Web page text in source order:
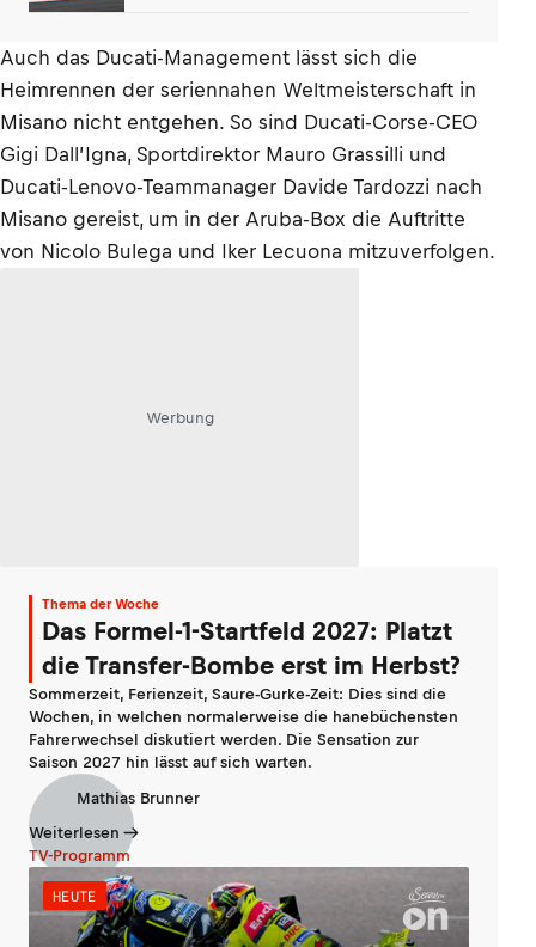
Auch das Ducati-Management lässt sich die
Heimrennen der seriennahen Weltmeisterschaft in
Misano nicht entgehen. So sind Ducati-Corse-CEO
Gigi Dall’Igna, Sportdirektor Mauro Grassilli und
Ducati-Lenovo-Teammanager Davide Tardozzi nach
Misano gereist, um in der Aruba-Box die Auftritte
von Nicolo Bulega und Iker Lecuona mitzuverfolgen.
Werbung
Thema der Woche
Das Formel-1-Startfeld 2027: Platzt
die Transfer-Bombe erst im Herbst?
Sommerzeit, Ferienzeit, Saure-Gurke-Zeit: Dies sind die
Wochen, in welchen normalerweise die hanebüchensten
Fahrerwechsel diskutiert werden. Die Sensation zur
Saison 2027 hin lässt auf sich warten.
Mathias Brunner
Weiterlesen
TV-Programm
HEUTE